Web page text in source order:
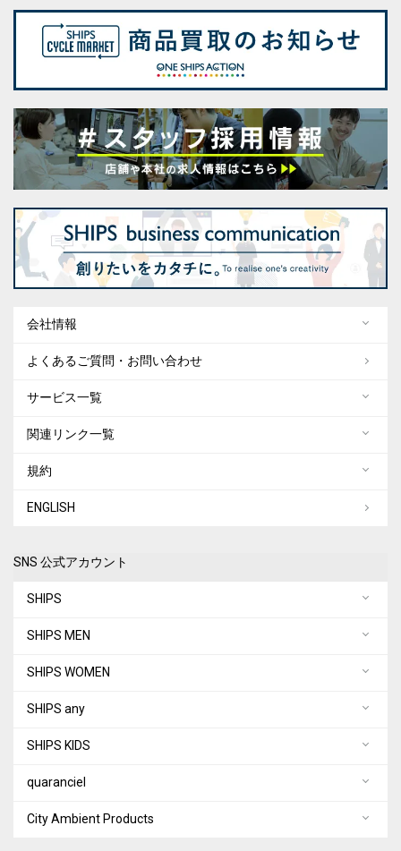
会社情報
よくあるご質問・お問い合わせ
サービス一覧
関連リンク一覧
規約
ENGLISH
SNS 公式アカウント
SHIPS
SHIPS MEN
SHIPS WOMEN
SHIPS any
SHIPS KIDS
quaranciel
City Ambient Products